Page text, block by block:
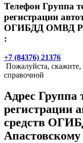
Телефон Группа
регистрации
ОГИБДД ОМВД
:
+7 (84376) 21376
Пожалуйста,
справочной
Адрес Группа
регистрации
средств